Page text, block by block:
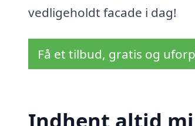
vedligeholdt facade i dag!
Få et tilbud, gratis og